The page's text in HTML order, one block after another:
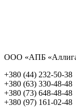
ООО «АПБ
+380 (44) 232-50-38
+380 (63) 330-48-48
+380 (73) 648-48-48
+380 (97) 161-02-48